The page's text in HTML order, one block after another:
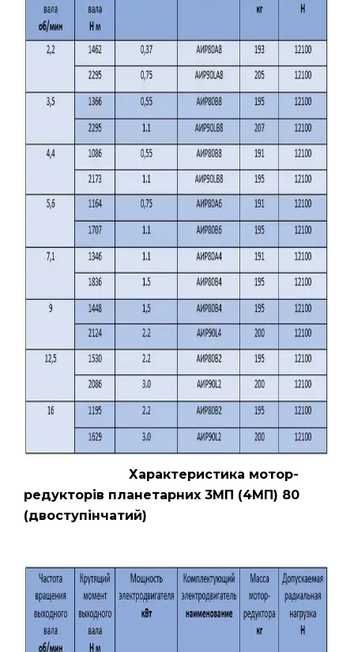
Характеристика мотор-
редукторів планетарних 3МП (4МП) 80
(двоступінчатий)